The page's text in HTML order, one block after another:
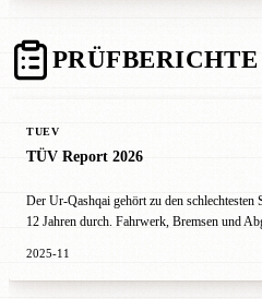
PRÜFBERICHTE
TUEV
TÜV Report 2026
Der Ur-Qashqai gehört zu den
12 Jahren durch. Fahrwerk, Bremsen und
2025-11